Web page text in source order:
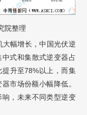
院整理
幅增长，中国光伏逆
式和集散式逆变器占
升至78%以上，而集
市场份额小幅降低。
，未来不同类型逆变